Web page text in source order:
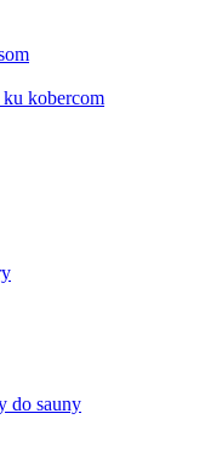
kobercom
do sauny